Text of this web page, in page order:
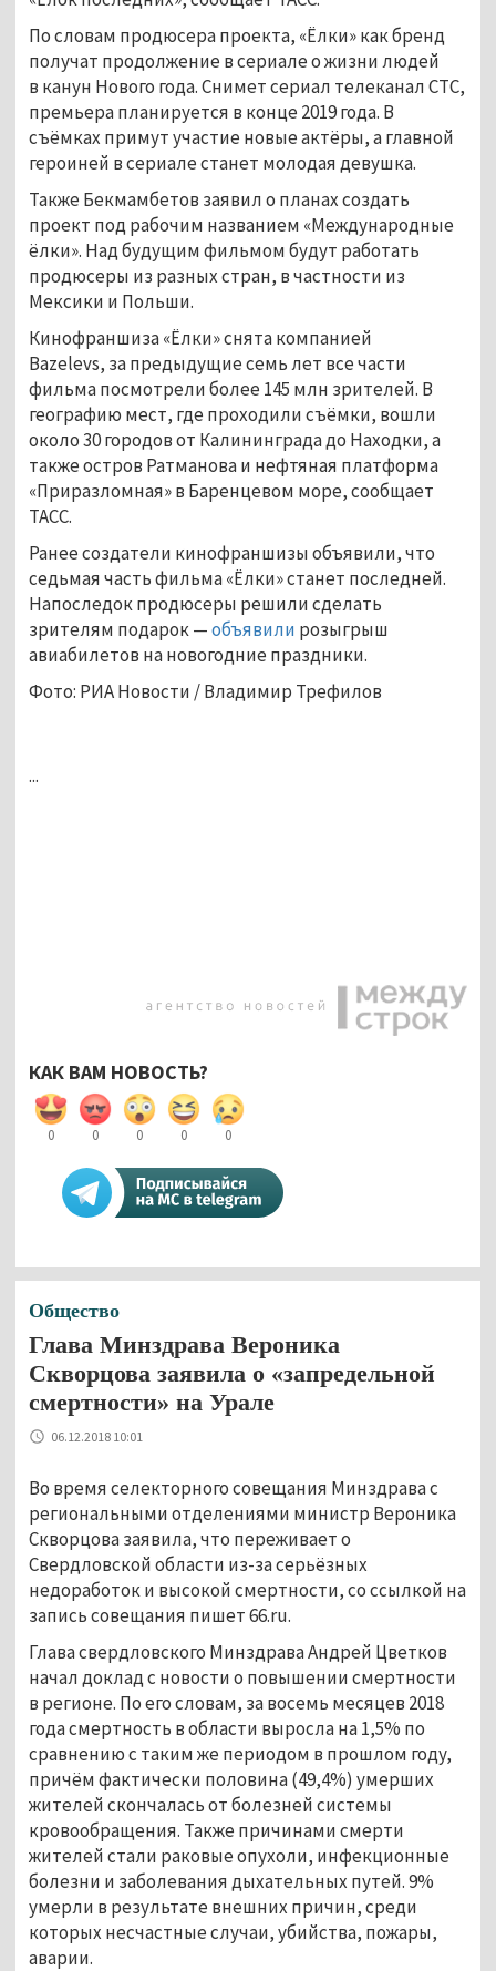
По словам продюсера проекта, «Ёлки» как бренд
получат продолжение в сериале о жизни людей
в канун Нового года. Снимет сериал телеканал СТС,
премьера планируется в конце 2019 года. В
съёмках примут участие новые актёры, а главной
героиней в сериале станет молодая девушка.
Также Бекмамбетов заявил о планах создать
проект под рабочим названием «Международные
ёлки». Над будущим фильмом будут работать
продюсеры из разных стран, в частности из
Мексики и Польши.
Кинофраншиза «Ёлки» снята компанией
Bazelevs, за предыдущие семь лет все части
фильма посмотрели более 145 млн зрителей. В
географию мест, где проходили съёмки, вошли
около 30 городов от Калининграда до Находки, а
также остров Ратманова и нефтяная платформа
«Приразломная» в Баренцевом море, сообщает
ТАСС.
Ранее создатели кинофраншизы объявили, что
седьмая часть фильма «Ёлки» станет последней.
Напоследок продюсеры решили сделать
зрителям подарок —объявили розыгрыш
авиабилетов на новогодние праздники.
Фото: РИА Новости / Владимир Трефилов
...
КАК ВАМ НОВОСТЬ?
0 0 0 0 0
Общество
Глава Минздрава Вероника
Скворцова заявила о «запредельной
смертности» на Урале
06.12.2018 10:01
Во время селекторного совещания Минздрава с
региональными отделениями министр Вероника
Скворцова заявила, что переживает о
Свердловской области из-за серьёзных
недоработок и высокой смертности, со ссылкой на
запись совещания пишет 66.ru.
Глава свердловского Минздрава Андрей Цветков
начал доклад с новости о повышении смертности
в регионе. По его словам, за восемь месяцев 2018
года смертность в области выросла на 1,5% по
сравнению с таким же периодом в прошлом году,
причём фактически половина (49,4%) умерших
жителей скончалась от болезней системы
кровообращения. Также причинами смерти
жителей стали раковые опухоли, инфекционные
болезни и заболевания дыхательных путей. 9%
умерли в результате внешних причин, среди
которых несчастные случаи, убийства, пожары,
аварии.